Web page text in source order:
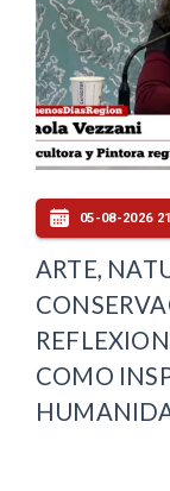
05-08-2026
ARTE,
COMO